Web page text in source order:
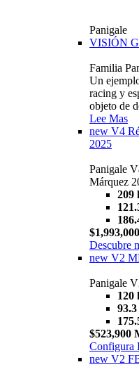
Panigale
VISIÓN
Familia
Un
racing y
objeto de
Lee Mas
new V4
2025
Panigale
Márquez
209
Descubre
new V2
Panigale
120
$523,900
Configura
new V2